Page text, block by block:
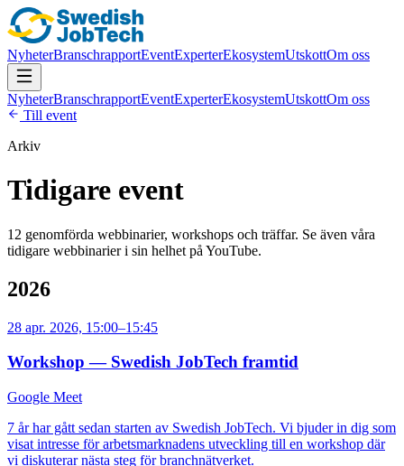
NyheterBranschrapportEventExperterEkosystemUtskottOm oss
NyheterBranschrapportEventExperterEkosystemUtskottOm oss
Till event
Arkiv
Tidigare event
12 genomförda webbinarier, workshops och träffar. Se även våra
tidigare webbinarier i sin helhet på YouTube.
2026
28 apr. 2026, 15:00–15:45
Workshop — Swedish JobTech framtid
Google Meet
7 år har gått sedan starten av Swedish JobTech. Vi bjuder in dig som
visat intresse för arbetsmarknadens utveckling till en workshop där
vi diskuterar nästa steg för branchnätverket.